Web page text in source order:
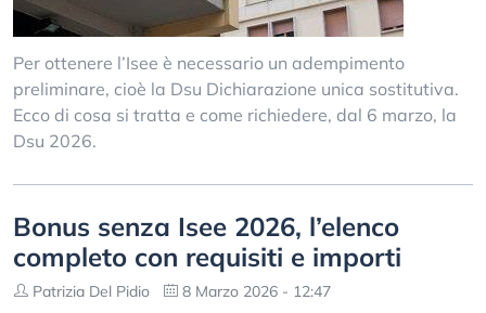
Per ottenere l’Isee è necessario un adempimento
preliminare, cioè la Dsu Dichiarazione unica sostitutiva.
Ecco di cosa si tratta e come richiedere, dal 6 marzo, la
Dsu 2026.
Bonus senza Isee 2026, l’elenco
completo con requisiti e importi
Patrizia Del Pidio 8 Marzo 2026 - 12:47